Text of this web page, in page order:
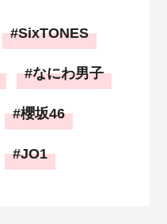
SixTONES
なにわ男子
櫻坂46
JO1